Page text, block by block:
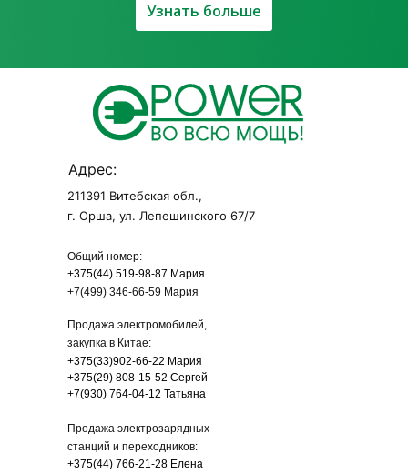
Узнать больше
Адрес:
211391 Витебская обл.,
г. Орша, ул. Лепешинского 67/7
Общий номер:
Продажа электрозарядных
станций и переходников:
Продажа электромобилей,
закупка в Китае:
+375(44) 519-98-87 Мария
+375(44) 766-21-28 Елена
+375(33)902-66-22 Мария
+375(29) 808-15-52 Сергей
+7(930) 764-04-12 Татьяна
+7(499) 346-66-59 Мария